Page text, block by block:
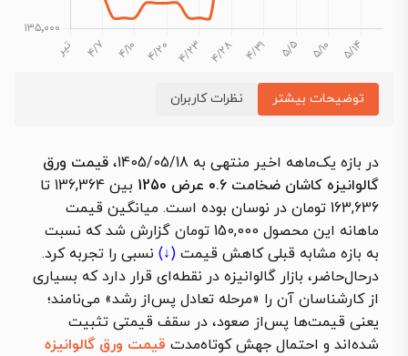
توضیحات بیشتر نظرات کاربران
در بازه یک‌ماهه اخیر منتهی به 1405/05/18،
قیمت ورق
گالوانیزه کاشان ضخامت 0.6 عرض 1250
بین 136,364 تا
163,636 تومان در نوسان بوده است. میانگین قیمت
ماهانه این محصول 150,000 تومان گزارش شد که نسبت
به بازه مشابه قبلیکاهش قیمت (↓) نسبی را تجربه کرد.
درحال‌حاضر، بازار گالوانیزه در نقطه‌ای قرار دارد که بسیاری
از کارشناسان آن را «مرحله تعادل پس‌از رشد» می‌نامند؛
یعنی قیمت‌ها پس‌از صعود، در سقف قیمتی تثبیت
شده‌اند و احتمال جهش کوتاه‌مدت قیمت ورق گالوانیزه